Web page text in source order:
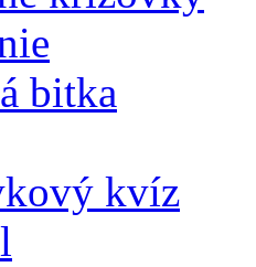
bitka
kvíz